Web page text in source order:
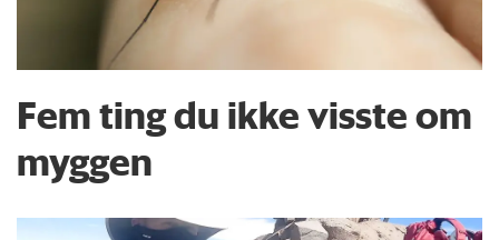
Fem ting du ikke visste om
myggen